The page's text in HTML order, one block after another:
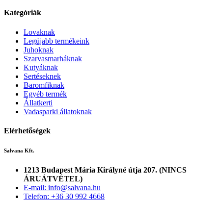
Kategóriák
Lovaknak
Legújabb termékeink
Juhoknak
Szarvasmarháknak
Kutyáknak
Sertéseknek
Baromfiknak
Egyéb termék
Állatkerti
Vadasparki állatoknak
Elérhetőségek
Salvana Kft.
1213 Budapest Mária Királyné útja 207. (NINCS
ÁRUÁTVÉTEL)
E-mail: info@salvana.hu
Telefon: +36 30 992 4668